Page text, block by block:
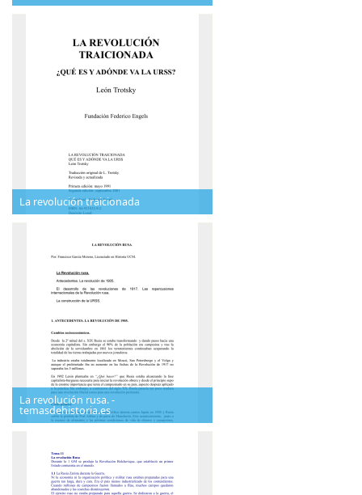
La revolución traicionada
La revolución rusa. -
temasdehistoria.es